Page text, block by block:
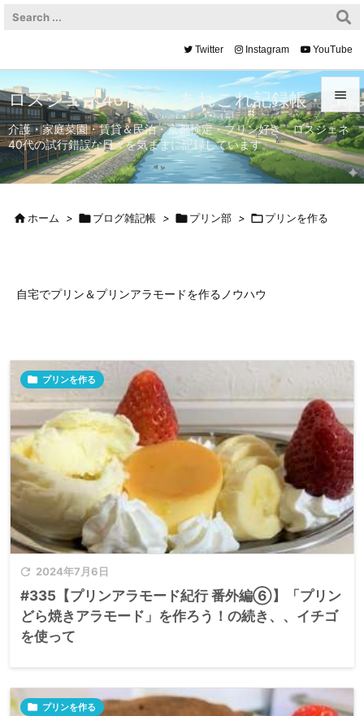


メニュ

サイド
Twitter Instagram YouTube
ロスジェネ40代の、あれこれ記録帳
介護・家庭菜園・賃貸＆民泊・京都検定・プリン好き。ロスジェネ
40代の試行錯誤な日々を気ままに記録しています。
ホーム > ブログ雑記帳 > プリン部 > プリンを作る
自宅でプリン＆プリンアラモードを作るノウハウ
 2024年7月6日
 プリンを作る
#335【プリンアラモード紀行 番外編⑥】「プリン
どら焼きアラモード」を作ろう！の続き、、イチゴ
を使って
 プリンを作る